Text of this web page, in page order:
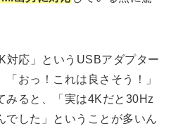
対応」というUSBアダプター
おっ！これは良さそう！」
みると、「実は4Kだと30Hz
でした」ということが多いん